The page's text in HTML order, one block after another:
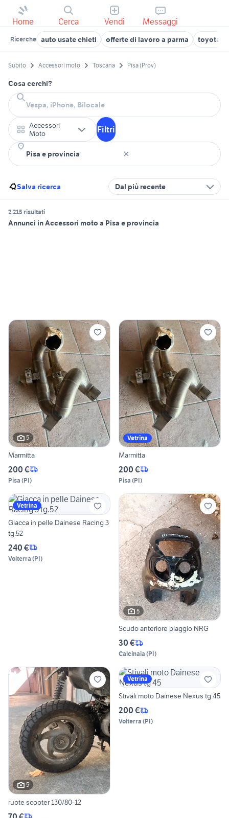
Home Cerca Vendi Messaggi
Ricerche auto usate chieti offerte di lavoro a parma toyota
Subito Accessori moto Toscana Pisa (Prov)
Cosa cerchi?
Accessori
Moto
Filtri
Salva ricerca Dal più recente
2.215 risultati
Annunci in Accessori moto a Pisa e provincia
5
Marmitta
200 €
Pisa (PI)
Vetrina
Marmitta
200 €
Pisa (PI)
Vetrina
Giacca in pelle Dainese Racing 3
tg.52
240 €
Volterra (PI)
5
Scudo anteriore piaggio NRG
30 €
Calcinaia (PI)
5
ruote scooter 130/80-12
Vetrina
Stivali moto Dainese Nexus tg 45
200 €
Volterra (PI)